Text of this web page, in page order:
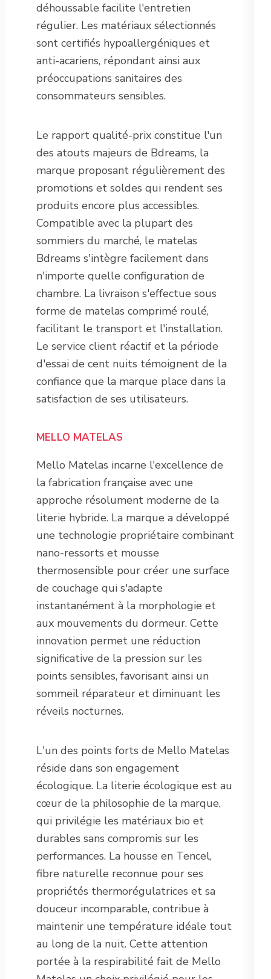
déhoussable facilite l'entretien
régulier. Les matériaux sélectionnés
sont certifiés hypoallergéniques et
anti-acariens, répondant ainsi aux
préoccupations sanitaires des
consommateurs sensibles.
Le rapport qualité-prix constitue l'un
des atouts majeurs de Bdreams, la
marque proposant régulièrement des
promotions et soldes qui rendent ses
produits encore plus accessibles.
Compatible avec la plupart des
sommiers du marché, le matelas
Bdreams s'intègre facilement dans
n'importe quelle configuration de
chambre. La livraison s'effectue sous
forme de matelas comprimé roulé,
facilitant le transport et l'installation.
Le service client réactif et la période
d'essai de cent nuits témoignent de la
confiance que la marque place dans la
satisfaction de ses utilisateurs.
MELLO MATELAS
Mello Matelas incarne l'excellence de
la fabrication française avec une
approche résolument moderne de la
literie hybride. La marque a développé
une technologie propriétaire combinant
nano-ressorts et mousse
thermosensible pour créer une surface
de couchage qui s'adapte
instantanément à la morphologie et
aux mouvements du dormeur. Cette
innovation permet une réduction
significative de la pression sur les
points sensibles, favorisant ainsi un
sommeil réparateur et diminuant les
réveils nocturnes.
L'un des points forts de Mello Matelas
réside dans son engagement
écologique. La literie écologique est au
cœur de la philosophie de la marque,
qui privilégie les matériaux bio et
durables sans compromis sur les
performances. La housse en Tencel,
fibre naturelle reconnue pour ses
propriétés thermorégulatrices et sa
douceur incomparable, contribue à
maintenir une température idéale tout
au long de la nuit. Cette attention
portée à la respirabilité fait de Mello